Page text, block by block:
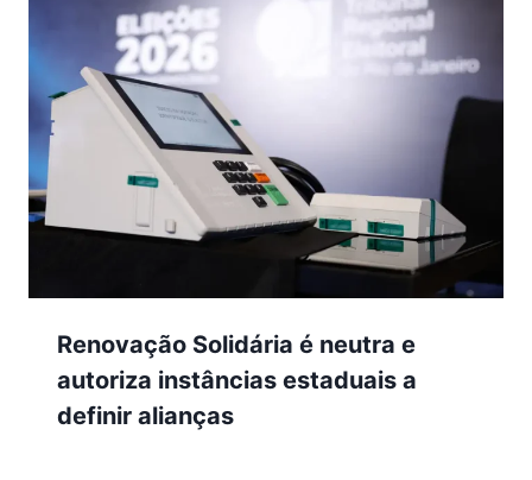
Renovação Solidária é neutra e
autoriza instâncias estaduais a
definir alianças